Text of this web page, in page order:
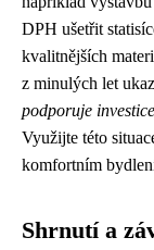
DPH ušetřit
kvalitnějších
z minulých let
podporuje
Využijte této
komfortním
Shrnutí a